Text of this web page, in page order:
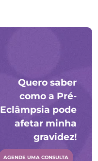
Quero saber
como a Pré-
Eclâmpsia pode
afetar minha
gravidez!
AGENDE UMA CONSULTA